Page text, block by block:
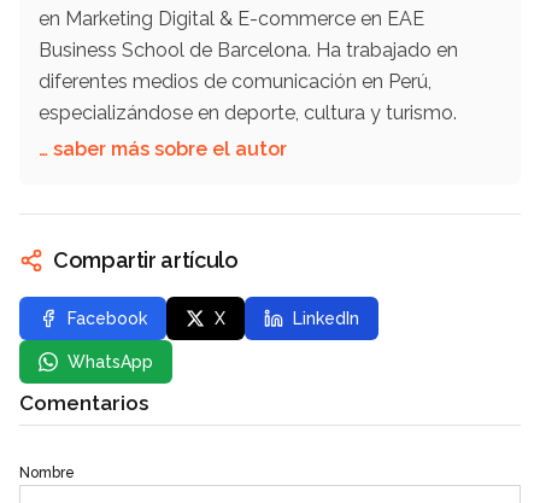
en Marketing Digital & E-commerce en EAE
Business School de Barcelona. Ha trabajado en
diferentes medios de comunicación en Perú,
especializándose en deporte, cultura y turismo.
… saber más sobre el autor
Compartir artículo
Facebook X LinkedIn
WhatsApp
Comentarios
Nombre